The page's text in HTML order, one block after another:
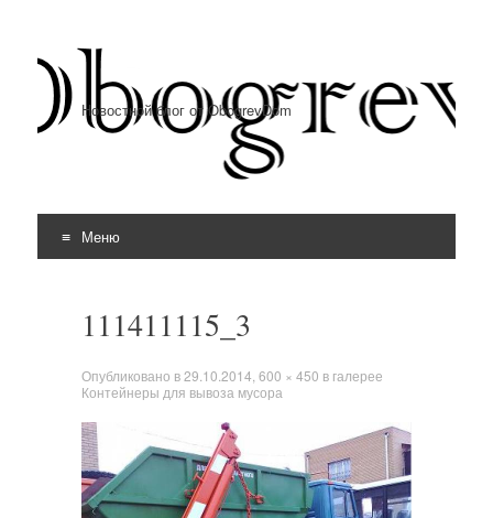
Новостной блог от ObogrevDom
Меню
111411115_3
Опубликовано в29.10.2014 600 × 450 в галерее
Контейнеры для вывоза мусора